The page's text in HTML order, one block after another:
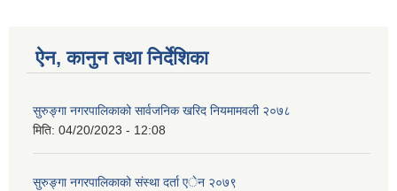
ऐन, कानुन तथा निर्देशिका
सुरुङ्गा नगरपालिकाको सार्वजनिक खरिद नियमामवली २०७८
मिति: 04/20/2023 - 12:08
सुरुङ्गा नगरपालिकाको संस्था दर्ता एेन २०७९